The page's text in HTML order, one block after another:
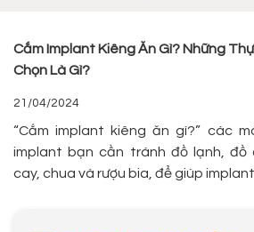
Cắm Implant Kiêng Ăn Gì? Những
Chọn Là Gì?
21/04/2024
“Cắm implant kiêng ăn gì?” các
implant bạn cần tránh đồ lạnh, đồ
cay, chua và rượu bia, để giúp